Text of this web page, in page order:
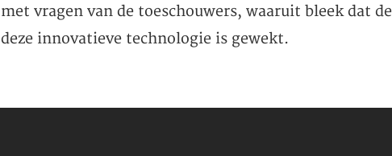
met vragen van de toeschouwers, waaruit bleek dat
deze innovatieve technologie is gewekt.